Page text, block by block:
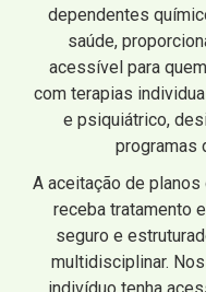
dependentes
saúde,
acessível para
com terapias
e psiquiátrico,
programas
A aceitação de
receba tratamento
seguro e
multidisciplinar.